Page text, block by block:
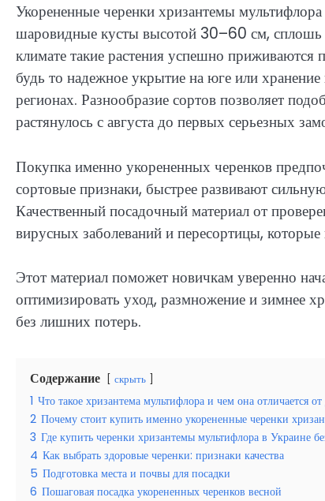
Укорененные черенки хризантемы
шаровидные кусты высотой 30–60 см,
климате такие растения успешно
будь то надежное укрытие на юге или
регионах. Разнообразие сортов позволяет
растянулось с августа до первых серьезных
Покупка именно укорененных черенков
сортовые признаки, быстрее развивают
Качественный посадочный материал от
вирусных заболеваний и пересортицы,
Этот материал поможет новичкам уверенно
оптимизировать уход, размножение и зимнее
без лишних потерь.
Содержание скрыть
1 Что такое хризантема мультифлора и чем она отличается
2 Почему стоит купить именно укорененные черенки
3 Где купить черенки хризантемы мультифлора в Украине
4 Как выбрать здоровые черенки: признаки качества
5 Подготовка места и почвы для посадки
6 Пошаговая посадка укорененных черенков весной